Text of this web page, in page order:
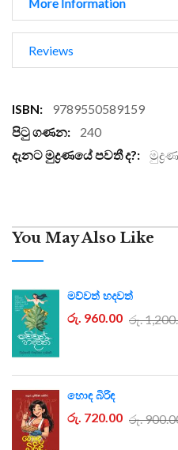
Reviews
More
Information
9789550589159
240
You May Also Like
මව්වත් හදවත්
රු. 960.00 රු.
හොඳ බිරිඳ
රු. 720.00 රු.